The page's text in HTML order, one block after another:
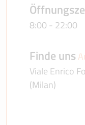
8:00 - 22:00
Finde uns
Viale Enrico
(Milan)